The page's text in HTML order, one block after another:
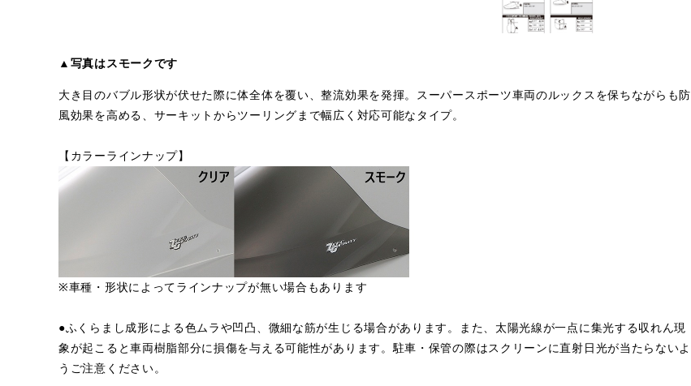
▲写真はスモークです
大き目のバブル形状が伏せた際に体全体を覆い、整流効果を発揮。スーパースポーツ車両のルックスを保ちながらも防
風効果を高める、サーキットからツーリングまで幅広く対応可能なタイプ。
【カラーラインナップ】
※車種・形状によってラインナップが無い場合もあります
●ふくらまし成形による色ムラや凹凸、微細な筋が生じる場合があります。また、太陽光線が一点に集光する収れん現
象が起こると車両樹脂部分に損傷を与える可能性があります。駐車・保管の際はスクリーンに直射日光が当たらないよ
うご注意ください。